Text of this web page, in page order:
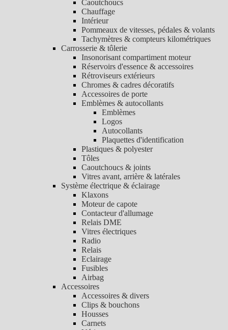
Caoutchoucs
Chauffage
Intérieur
Pommeaux de vitesses, pédales & volants
Tachymètres & compteurs kilométriques
Carrosserie & tôlerie
Insonorisant compartiment moteur
Réservoirs d'essence & accessoires
Rétroviseurs extérieurs
Chromes & cadres décoratifs
Accessoires de porte
Emblèmes & autocollants
Emblèmes
Logos
Autocollants
Plaquettes d'identification
Plastiques & polyester
Tôles
Caoutchoucs & joints
Vitres avant, arrière & latérales
Système électrique & éclairage
Klaxons
Moteur de capote
Contacteur d'allumage
Relais DME
Vitres électriques
Radio
Relais
Eclairage
Fusibles
Airbag
Accessoires
Accessoires & divers
Clips & bouchons
Housses
Carnets